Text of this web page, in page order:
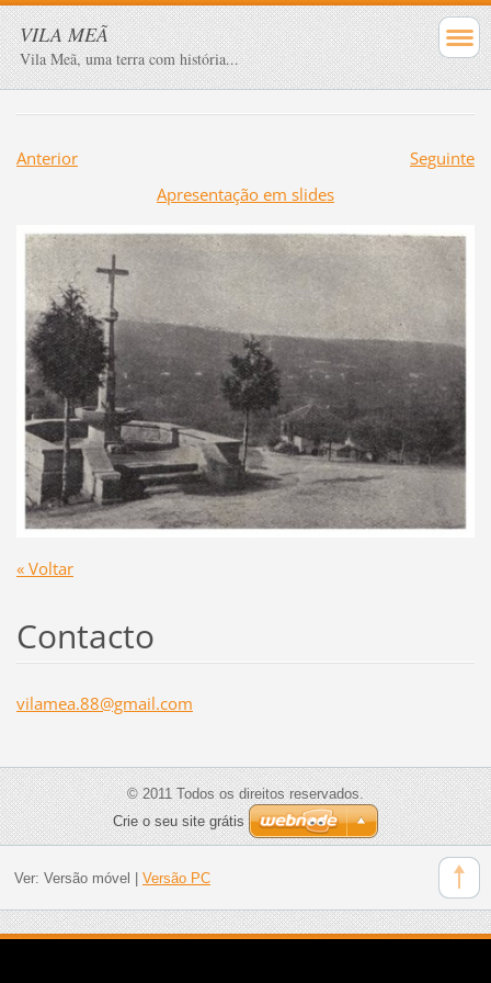
VILA MEÃ
Vila Meã, uma terra com história...
Anterior
Seguinte
Apresentação em slides
« Voltar
Contacto
vilamea.88@gmail.com
© 2011 Todos os direitos reservados.
Crie o seu site grátis
Ver: Versão móvel Versão PC